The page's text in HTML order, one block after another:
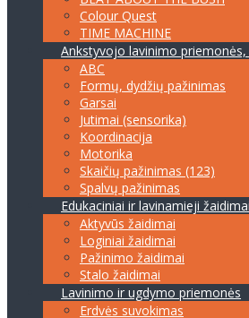
Colour Quest
TIME MACHINE
Ankstyvojo lavinimo priemonės,
ABC
Formų, dydžių pažinimas
Garsai
Jutimai (sensorika)
Koordinacija
Motorika
Skaičių pažinimas (123)
Spalvų pažinimas
Edukaciniai ir lavinamieji žaidimai
Aktyvūs žaidimai
Loginiai žaidimai
Pažinimo žaidimai
Stalo žaidimai
Lavinimo ir ugdymo priemonės
Erdvės suvokimas